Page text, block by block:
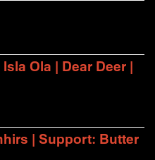
Ola | Dear Deer |
| Support: Butter